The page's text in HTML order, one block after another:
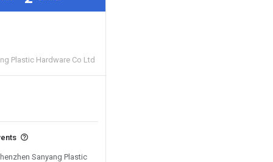
Plastic Hardware Co Ltd
Sanyang Plastic